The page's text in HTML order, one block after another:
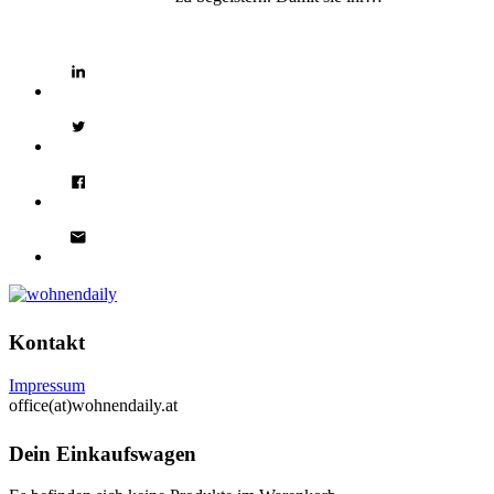
Kontakt
Impressum
office(at)wohnendaily.at
Dein Einkaufswagen